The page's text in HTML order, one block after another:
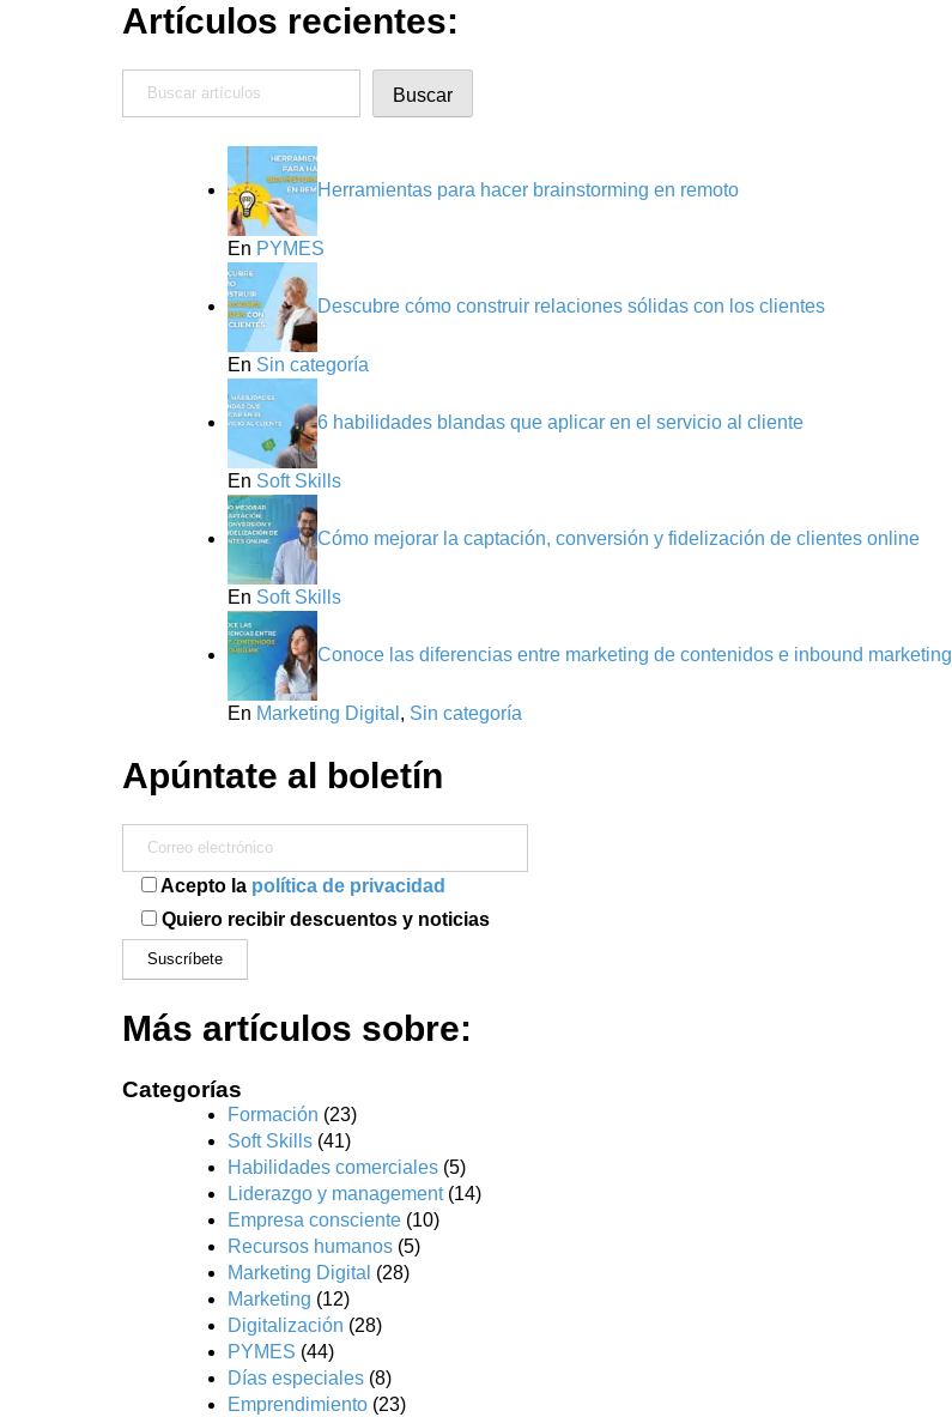
Artículos recientes:
Buscar
Herramientas para hacer brainstorming en remoto
En PYMES
Descubre cómo construir relaciones sólidas con los clientes
En Sin categoría
6 habilidades blandas que aplicar en el servicio al cliente
En Soft Skills
Cómo mejorar la captación, conversión y fidelización de clientes online
En Soft Skills
Conoce las diferencias entre marketing de contenidos e inbound marketing
En Marketing Digital , Sin categoría
Apúntate al boletín
Acepto la política de privacidad
Quiero recibir descuentos y noticias
Más artículos sobre:
Categorías
Formación (23)
Soft Skills (41)
Habilidades comerciales (5)
Liderazgo y management(14)
Empresa consciente (10)
Recursos humanos (5)
Marketing Digital (28)
Marketing (12)
Digitalización (28)
PYMES (44)
Días especiales (8)
Emprendimiento (23)